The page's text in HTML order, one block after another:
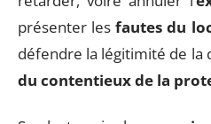
présenter lesfautes du
défendre la légitimité de la
du contentieux de la